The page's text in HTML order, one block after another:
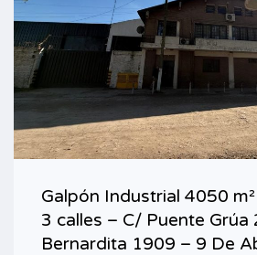
Galpón Industrial 4050
3 calles – C/ Puente Grúa
Bernardita 1909 – 9 De